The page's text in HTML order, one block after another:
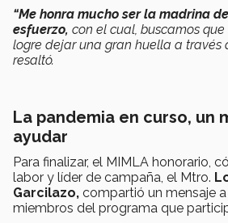
“Me honra mucho ser la madrina
esfuerzo, con el cual, buscamos que
logre dejar una gran huella a través
resaltó.
La pandemia en curso, un
ayudar
Para finalizar, el MIMLA honorario,
labor y líder de campaña, el Mtro.
Garcilazo, compartió un mensaje
miembros del programa que